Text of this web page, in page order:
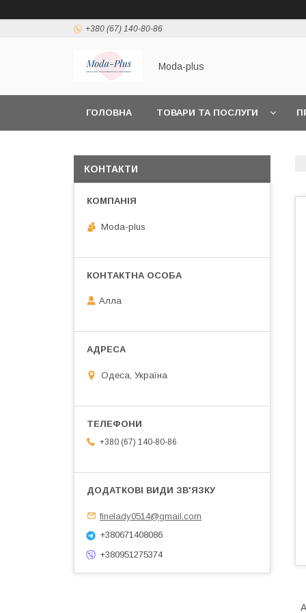
+380 (67) 140-80-86
Moda-plus
ГОЛОВНА ТОВАРИ ТА ПОСЛУГИ
КОНТАКТИ
Moda-plus
Алла
Одеса, Україна
+380 (67) 140-80-86
finelady0514@gmail.com
+380671408086
+380951275374